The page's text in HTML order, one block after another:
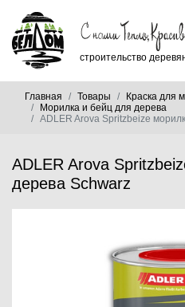
строительство
Главная Товары
Краска для
Морилка и бейц для дерева
ADLER Arova Spritzbeize
ADLER Arova
дерева Schwarz